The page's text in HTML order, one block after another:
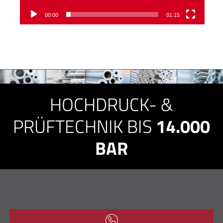
00:00 01:15
HOCHDRUCK- &
PRÜFTECHNIK BIS 14.000
BAR